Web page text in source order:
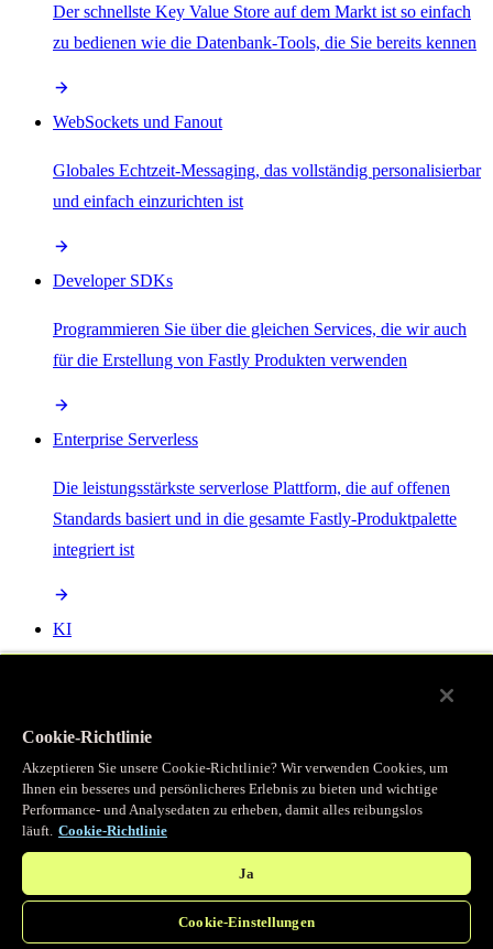
Der schnellste Key Value Store auf dem Markt ist so einfach
zu bedienen wie die Datenbank-Tools, die Sie bereits kennen
WebSockets und Fanout
Globales Echtzeit-Messaging, das vollständig personalisierbar
und einfach einzurichten ist
Developer SDKs
Programmieren Sie über die gleichen Services, die wir auch
für die Erstellung von Fastly Produkten verwenden
Enterprise Serverless
Die leistungsstärkste serverlose Plattform, die auf offenen
Standards basiert und in die gesamte Fastly-Produktpalette
integriert ist
KI
Object Storage
Get direct access to large files at the edge with zero egress
Cookie-Richtlinie
Akzeptieren Sie unsere Cookie-Richtlinie? Wir verwenden Cookies, um
Ihnen ein besseres und persönlicheres Erlebnis zu bieten und wichtige
Performance- und Analysedaten zu erheben, damit alles reibungslos
läuft. Cookie-Richtlinie
Ja
Cookie-Einstellungen